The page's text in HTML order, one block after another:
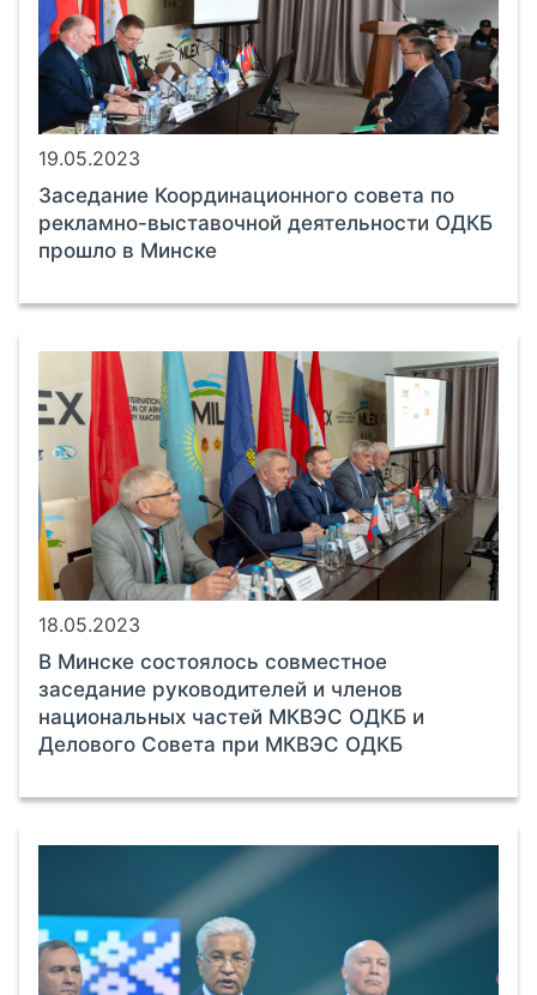
19.05.2023
Заседание Координационного совета по
рекламно-выставочной деятельности ОДКБ
прошло в Минске
18.05.2023
В Минске состоялось совместное
заседание руководителей и членов
национальных частей МКВЭС ОДКБ и
Делового Совета при МКВЭС ОДКБ